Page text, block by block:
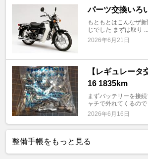
パーツ交換いろ
もともとはこんなザ
じでした まずは取り ...
2026年6月21日
【レギュレータ
16 1835km
まずバッテリーを接
ャチで外れてくるので
2026年6月16日
整備手帳をもっと見る